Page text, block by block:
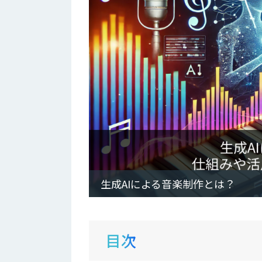
生成AIによる音楽制作とは？
目次